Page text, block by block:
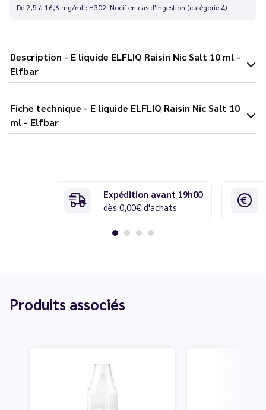
De 2,5 à 16,6 mg/ml : H302. Nocif en cas d'ingestion (catégorie 4)
Description - E liquide ELFLIQ Raisin Nic Salt 10 ml -
Elfbar
Fiche technique - E liquide ELFLIQ Raisin Nic Salt 10
ml - Elfbar
Expédition avant 19h00
dès 0,00€ d'achats
Produits associés